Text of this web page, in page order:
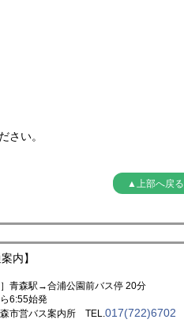
さい。
▲上部へ戻る
内】
］青森駅→合浦公園前バス停 20分
6:55始発
市営バス案内所 TEL.017(722)6702